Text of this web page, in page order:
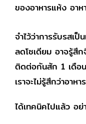
ของอาหารแห้ง อาห
จำไว้ว่าการรับรสเ
ลดโซเดียม อาจรู้สึ
ติดต่อกันสัก 1 เดือ
เราจะไม่รู้สึกว่าอาห
ได้เทคนิคไปแล้ว อย่